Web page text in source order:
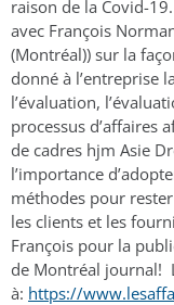
raison de la Covid-
avec François
(Montréal)) sur la
donné à l’entreprise
l’évaluation,
processus d’affaires
de cadres hjm Asie
l’importance
méthodes pour
les clients et les
François pour la
de Montréal journal!
à: https://